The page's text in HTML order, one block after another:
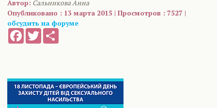
Автор: Сальникова Анна
Опубликовано : 13 марта 2015 | Просмотров : 7527 |
обсудить на форуме
FacebookTwitter